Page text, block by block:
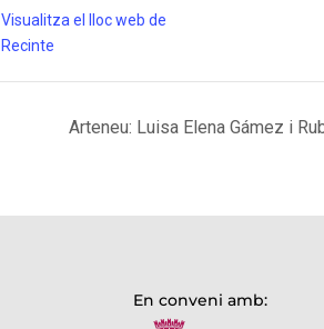
Visualitza el lloc web de
Recinte
Arteneu: Luisa Elena Gámez i
En conveni amb: